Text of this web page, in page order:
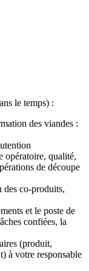
le temps) :
des viandes :
opératoire, qualité,
de découpe
des co-produits,
et le poste de
confiées, la
(produit,
à votre responsable